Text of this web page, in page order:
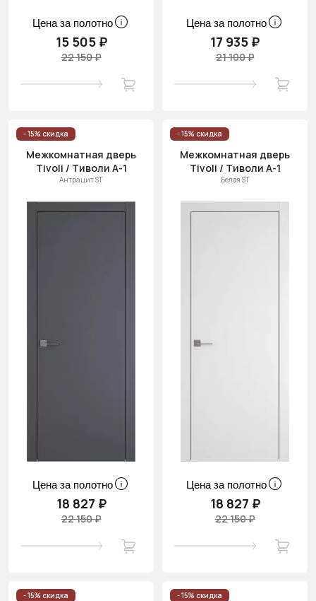
Цена за полотно
15 505 ₽
22 150 ₽
Цена за полотно
17 935 ₽
21 100 ₽
- 15% скидка
Межкомнатная дверь
Tivoli / Тиволи А-1
Антрацит ST
Цена за полотно
18 827 ₽
22 150 ₽
- 15% скидка
Межкомнатная дверь
Tivoli / Тиволи А-1
Белая ST
Цена за полотно
18 827 ₽
22 150 ₽
- 15% скидка - 15% скидка